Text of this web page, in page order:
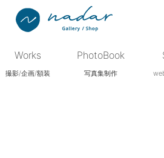
Works
撮影/企画/額装
PhotoBook
写真集制作